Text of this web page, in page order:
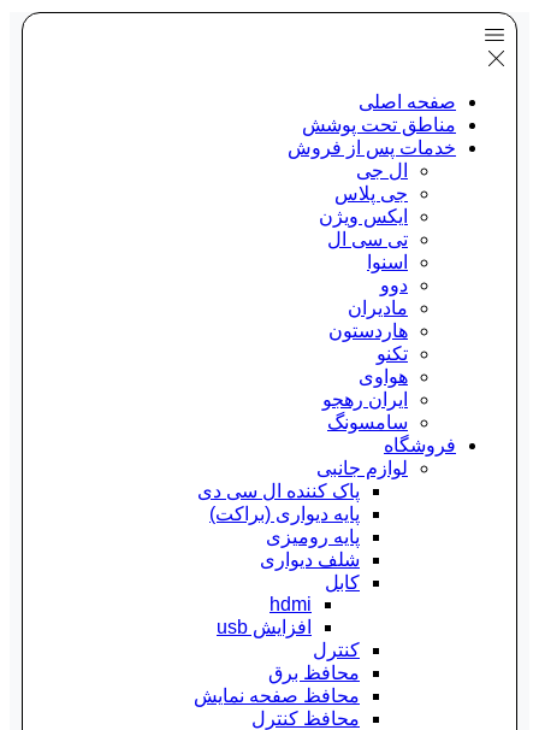
صفحه اصلی
مناطق تحت پوشش
خدمات پس از فروش
ال جی
جی پلاس
ایکس ویژن
تی سی ال
اسنوا
دوو
مادیران
هاردستون
تکنو
هواوی
ایران رهجو
سامسونگ
فروشگاه
لوازم جانبی
پاک کننده ال سی دی
پایه دیواری (براکت)
پایه رومیزی
شلف دیواری
کابل
hdmi
افزایش usb
کنترل
محافظ برق
محافظ صفحه نمایش
محافظ کنترل